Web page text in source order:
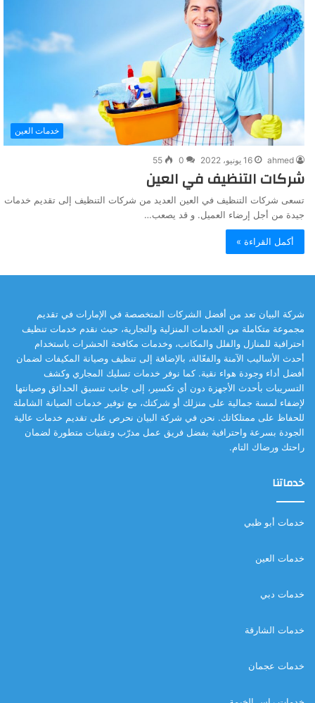
خدمات العين
ahmed 16 يونيو، 2022 0
55
شركات التنظيف في العين
تسعى شركات التنظيف في العين العديد من شركات التنظيف إلى تقديم خدمات
جيدة من أجل إرضاء العميل. و قد يصعب…
أكمل القراءة »
شركة البيان تعد من أفضل الشركات المتخصصة في الإمارات في تقديم
مجموعة متكاملة من الخدمات المنزلية والتجارية، حيث نقدم خدمات تنظيف
احترافية للمنازل والفلل والمكاتب، وخدمات مكافحة الحشرات باستخدام
أحدث الأساليب الآمنة والفعّالة، بالإضافة إلى تنظيف وصيانة المكيفات لضمان
أفضل أداء وجودة هواء نقية. كما نوفر خدمات تسليك المجاري وكشف
التسريبات بأحدث الأجهزة دون أي تكسير، إلى جانب تنسيق الحدائق وصيانتها
لإضفاء لمسة جمالية على منزلك أو شركتك، مع توفير خدمات الصيانة الشاملة
للحفاظ على ممتلكاتك. نحن في شركة البيان نحرص على تقديم خدمات عالية
الجودة بسرعة واحترافية بفضل فريق عمل مدرّب وتقنيات متطورة لضمان
راحتك ورضاك التام.
خدماتنا
خدمات أبو ظبي
خدمات العين
خدمات دبي
خدمات الشارقة
خدمات عجمان